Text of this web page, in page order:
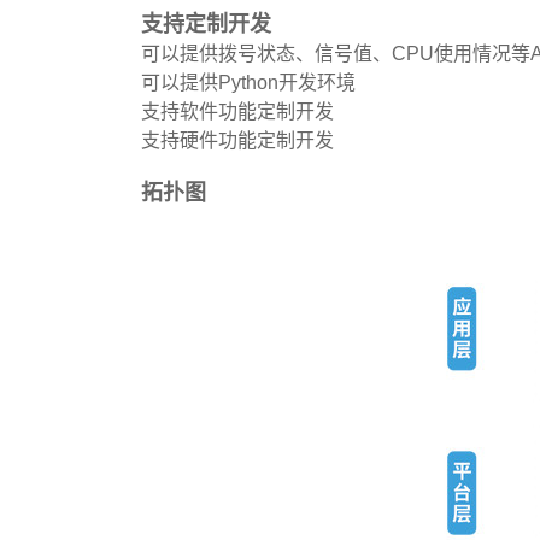
支持定制开发
可以提供拨号状态、信号值、CPU使用情况等
可以提供Python开发环境
支持软件功能定制开发
支持硬件功能定制开发
拓扑图